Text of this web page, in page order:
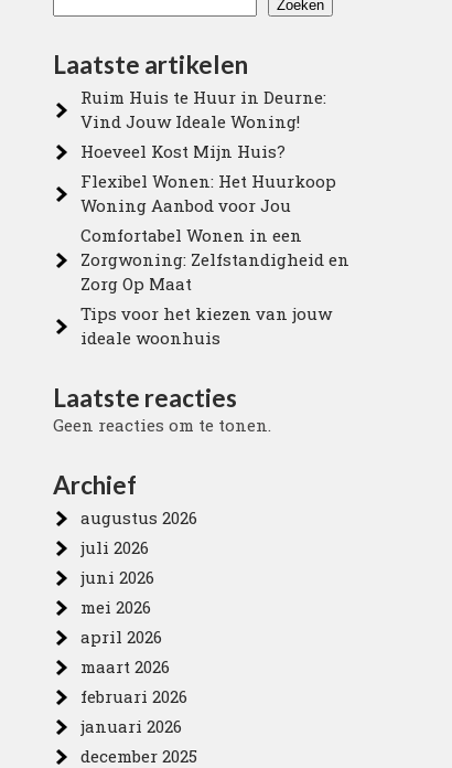
Zoeken
Laatste artikelen
Ruim Huis te Huur in Deurne:
Vind Jouw Ideale Woning!
Hoeveel Kost Mijn Huis?
Flexibel Wonen: Het Huurkoop
Woning Aanbod voor Jou
Comfortabel Wonen in een
Zorgwoning: Zelfstandigheid en
Zorg Op Maat
Tips voor het kiezen van jouw
ideale woonhuis
Laatste reacties
Geen reacties om te tonen.
Archief
augustus 2026
juli 2026
juni 2026
mei 2026
april 2026
maart 2026
februari 2026
januari 2026
december 2025